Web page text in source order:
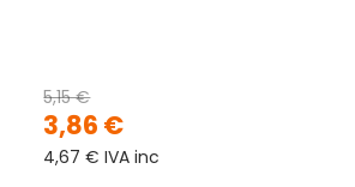
3,86 €
5,15 €
4,67 € IVA inc